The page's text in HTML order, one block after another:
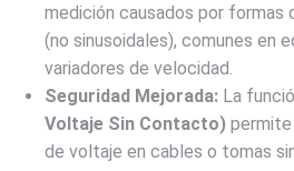
medición causados por formas
(no sinusoidales), comunes en
variadores de velocidad.
Seguridad Mejorada: La
Voltaje Sin Contacto)
de voltaje en cables o tomas